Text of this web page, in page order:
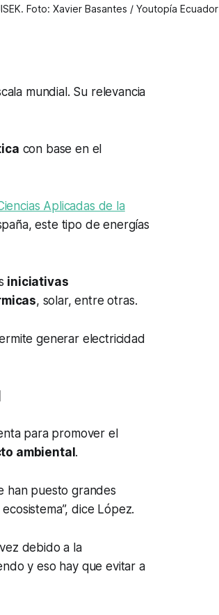
Foto: Xavier Basantes / Youtopía Ecuador
mundial. Su relevancia
con base en el
Aplicadas de la
este tipo de energías
iniciativas
, solar, entre otras.
generar electricidad
para promover el
ambiental.
han puesto grandes
dice López.
debido a la
y eso hay que evitar a